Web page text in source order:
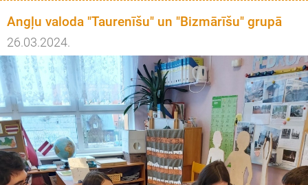
Angļu valoda "Taurenīšu" un "Bizmārīšu" grupā
26.03.2024.